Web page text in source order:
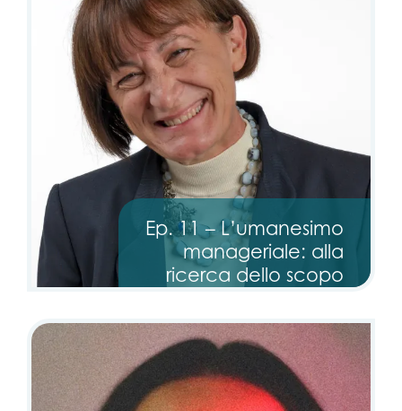
Ep. 11 – L’umanesimo
manageriale: alla
ricerca dello scopo